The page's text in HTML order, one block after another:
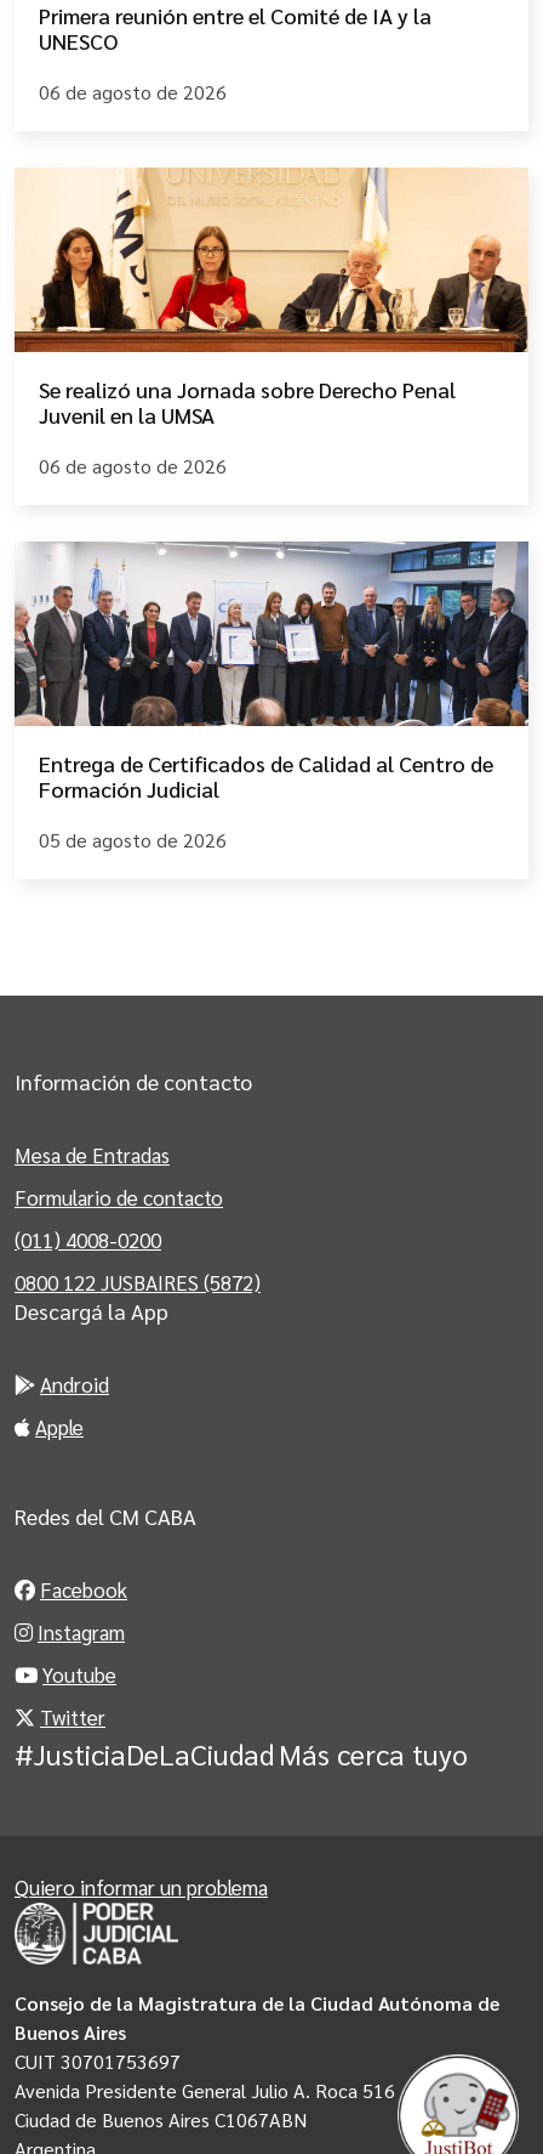
Primera reunión entre el Comité de IA y la
UNESCO
06 de agosto de 2026
Se realizó una Jornada sobre Derecho Penal
Juvenil en la UMSA
06 de agosto de 2026
Entrega de Certificados de Calidad al Centro de
Formación Judicial
05 de agosto de 2026
Información de contacto
Mesa de Entradas
Formulario de contacto
(011) 4008-0200
0800 122 JUSBAIRES (5872)
Descargá la App
Android
Apple
Redes del CM CABA
Facebook
Instagram
Youtube
Twitter
#JusticiaDeLaCiudad Más cerca tuyo
Consejo de la Magistratura de la Ciudad Autónoma de
Buenos Aires
CUIT 30701753697
Avenida Presidente General Julio A. Roca 516
Ciudad de Buenos Aires C1067ABN
Quiero informar un problema